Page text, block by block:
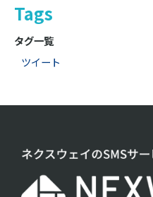
Tags
タグ一覧
ツイート